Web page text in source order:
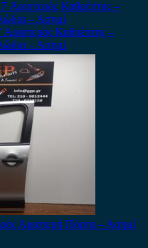
Καθρέπτης –
– Ασημί
Αριστερή Πόρτα – Ασημί